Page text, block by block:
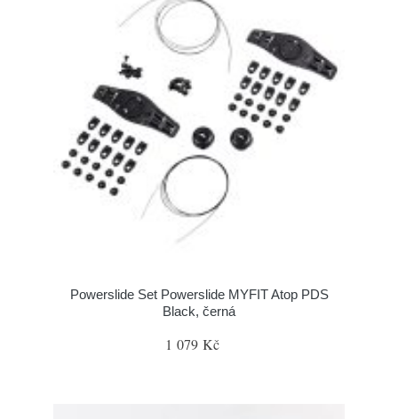
Powerslide Set Powerslide MYFIT Atop PDS
Black, černá
1 079 Kč